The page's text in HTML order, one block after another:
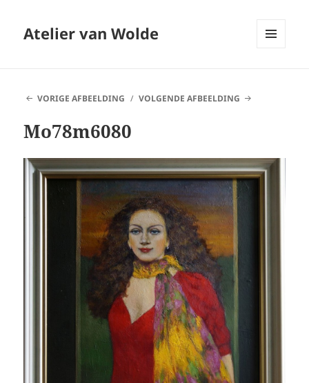
Atelier van Wolde
VORIGE AFBEELDING
VOLGENDE AFBEELDING
Mo78m6080